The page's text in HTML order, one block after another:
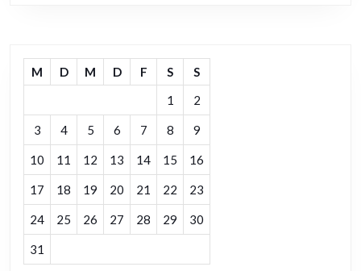
M D M D F S
S
1
2
3 4 5 6 7 8 9
10 11 12 13 14 15 16
17 18 19 20 21 22 23
24 25 26 27 28 29 30
31